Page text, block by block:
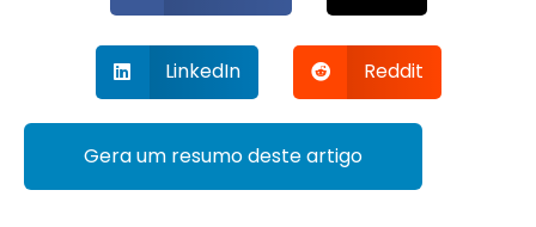
LinkedIn Reddit
Gera um resumo deste artigo